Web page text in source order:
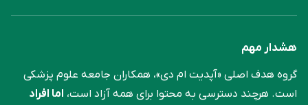
هشدار مهم
گروه هدف اصلی «آپدیت ام دی»، همکاران جامعه علوم ‌پزشکی
است. هرچند دسترسی به محتوا برای همه آزاد است، اما افراد